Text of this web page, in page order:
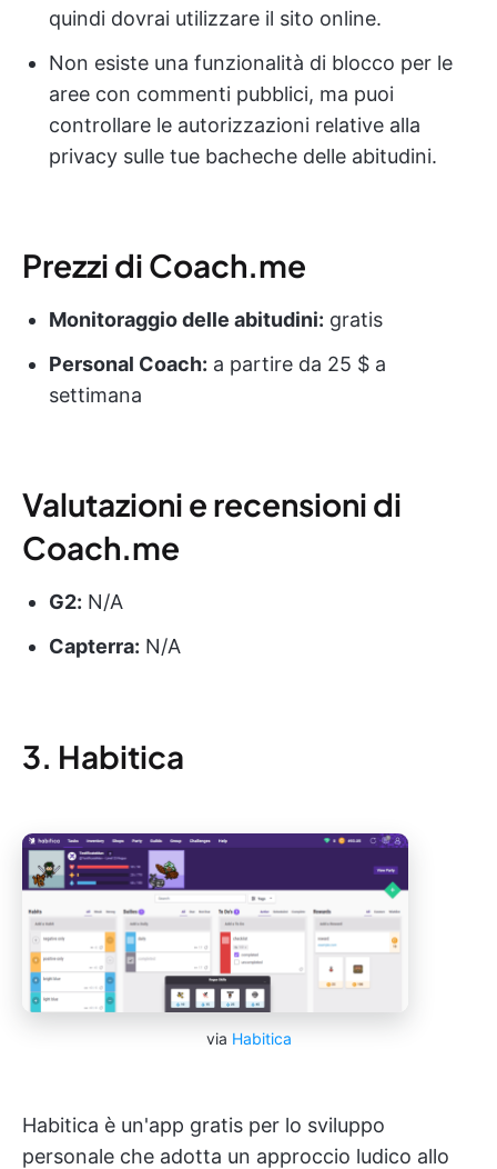
quindi dovrai utilizzare il sito online.
Non esiste una funzionalità di blocco per le
aree con commenti pubblici, ma puoi
controllare le autorizzazioni relative alla
privacy sulle tue bacheche delle abitudini.
Prezzi di Coach.me
Monitoraggio delle abitudini: gratis
Personal Coach: a partire da 25 $ a
settimana
Valutazioni e recensioni di
Coach.me
G2: N/A
Capterra: N/A
3. Habitica
via Habitica
Habitica è un'app gratis per lo sviluppo
personale che adotta un approccio ludico allo